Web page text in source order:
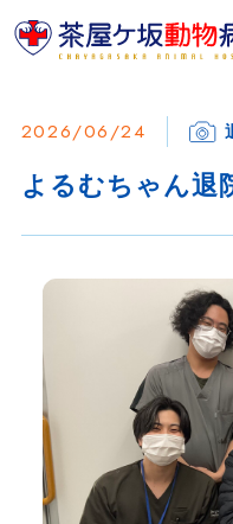
2026/06/24
よるむちゃん退